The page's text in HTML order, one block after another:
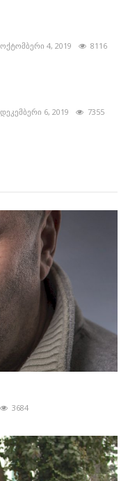
ოქტომბერი 4, 2019 8116
დეკემბერი 6, 2019 7355
3684